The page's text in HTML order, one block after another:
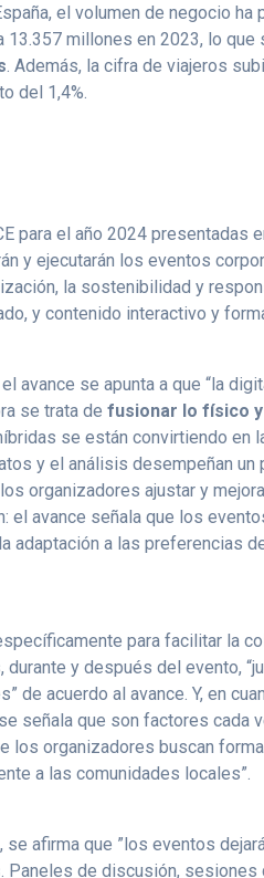
el volumen de negocio
13.357 millones en 2023, lo que
. Además, la cifra de viajeros
del 1,4%.
para el año 2024 presentadas
y ejecutarán los eventos
la sostenibilidad y
y contenido interactivo y
avance se apunta a que “la
se trata defusionar lo físico
se están convirtiendo en
y el análisis desempeñan un
organizadores ajustar y
el avance señala que los
adaptación a las preferencias
para facilitar la
y después del evento,
de acuerdo al avance. Y, en
señala que son factores cada
los organizadores buscan
a las comunidades locales”.
afirma que ”los eventos
. Paneles de discusión,